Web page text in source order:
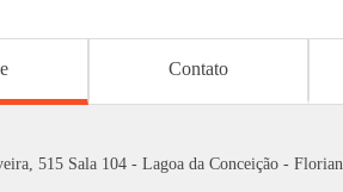
Contato
515 Sala 104 - Lagoa da Conceição -